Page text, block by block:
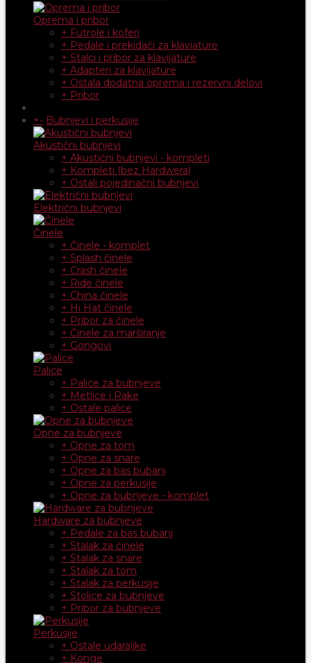
Oprema i pribor
+ Futrole i koferi
+ Pedale i prekidači za klaviature
+ Stalci i pribor za klavijature
+ Adapteri za klavijature
+ Ostala dodatna oprema i rezervni delovi
+ Pribor
+- Bubnjevi i perkusije
Akustični bubnjevi
+ Akustični bubnjevi - kompleti
+ Kompleti (bez Hardwera)
+ Ostali pojedinačni bubnjevi
Električni bubnjevi
Činele
+ Činele - komplet
+ Splash činele
+ Crash činele
+ Ride činele
+ China činele
+ Hi Hat činele
+ Pribor za činele
+ Činele za marširanje
+ Gongovi
Palice
+ Palice za bubnjeve
+ Metlice i Rake
+ Ostale palice
Opne za bubnjeve
+ Opne za tom
+ Opne za snare
+ Opne za bas bubanj
+ Opne za perkusije
+ Opne za bubnjeve - komplet
Hardware za bubnjeve
+ Pedale za bas bubanj
+ Stalak za činele
+ Stalak za snare
+ Stalak za tom
+ Stalak za perkusije
+ Stolice za bubnjeve
+ Pribor za bubnjeve
Perkusije
+ Ostale udaraljke
+ Konge